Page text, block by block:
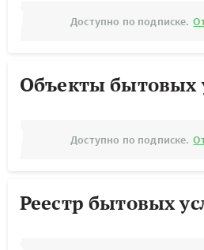
Доступно по подписке.
Объекты бытовых
Доступно по подписке.
Реестр бытовых